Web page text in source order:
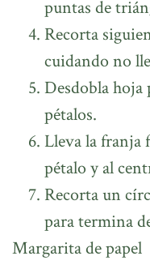
puntas de
Recorta
cuidando no
Desdobla
pétalos.
Lleva la franja
pétalo y al
Recorta un
para termina
Margarita de papel